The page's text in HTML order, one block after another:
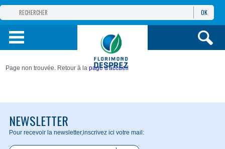
GROUPE
PRODUITS
OK
Page non trouvée. Retour à lapage d'accueil
NEWSLETTER
Pour recevoir la newsletter,inscrivez ici votre mail: